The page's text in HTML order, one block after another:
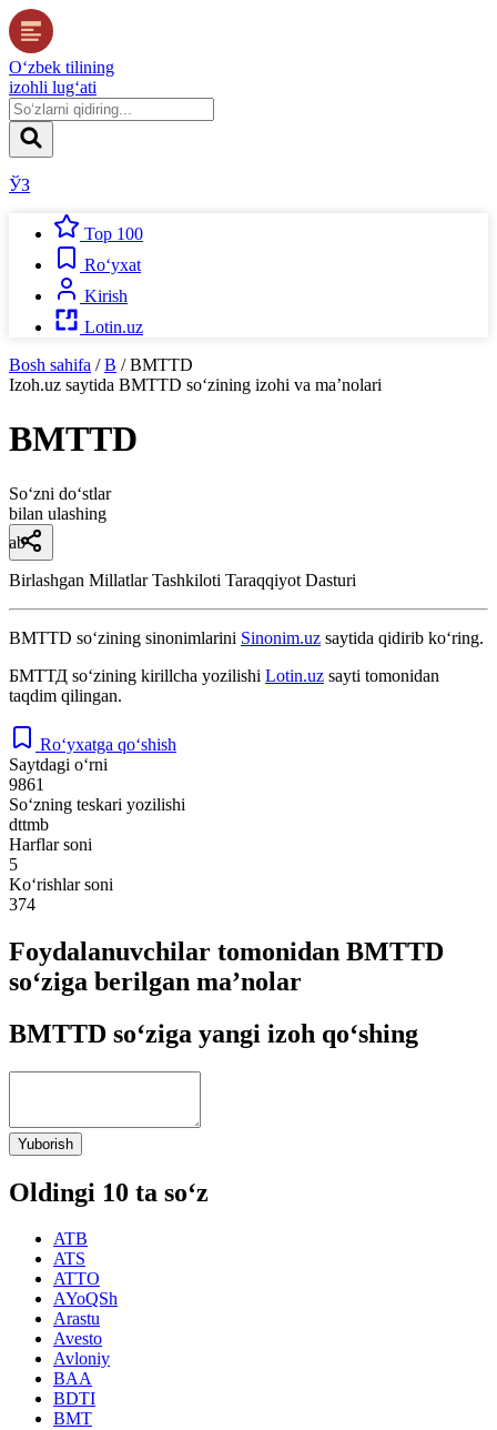
O‘zbek tilining
izohli lug‘ati
ЎЗ
Top 100
Ro‘yxat
Kirish
Lotin.uz
Bosh sahifa / B / BMTTD
Izoh.uz saytida BMTTD so‘zining izohi va ma’nolari
BMTTD
So‘zni do‘stlar
bilan ulashing
ab
Birlashgan Millatlar Tashkiloti Taraqqiyot Dasturi
BMTTD so‘zining sinonimlarini Sinonim.uz saytida qidirib ko‘ring.
БМТТД so‘zining kirillcha yozilishi Lotin.uz sayti tomonidan
taqdim qilingan.
Ro‘yxatga qo‘shish
Saytdagi o‘rni
9861
So‘zning teskari yozilishi
dttmb
Harflar soni
5
Ko‘rishlar soni
374
Foydalanuvchilar tomonidan BMTTD
so‘ziga berilgan ma’nolar
BMTTD so‘ziga yangi izoh qo‘shing
Yuborish
Oldingi 10 ta so‘z
ATB
ATS
ATTO
AYoQSh
Arastu
Avesto
Avloniy
BAA
BDTI
BMT